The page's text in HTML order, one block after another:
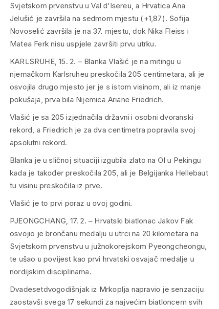
Svjetskom prvenstvu u Val d’Isereu, a Hrvatica Ana
Jelušić je završila na sedmom mjestu (+1,87). Sofija
Novoselić završila je na 37. mjestu, dok Nika Fleiss i
Matea Ferk nisu uspjele završiti prvu utrku.
KARLSRUHE, 15. 2. – Blanka Vlašić je na mitingu u
njemačkom Karlsruheu preskočila 205 centimetara, ali je
osvojila drugo mjesto jer je s istom visinom, ali iz manje
pokušaja, prva bila Nijemica Ariane Friedrich.
Vlašić je sa 205 izjednačila državni i osobni dvoranski
rekord, a Friedrich je za dva centimetra popravila svoj
apsolutni rekord.
Blanka je u sličnoj situaciji izgubila zlato na OI u Pekingu
kada je također preskočila 205, ali je Belgijanka Hellebaut
tu visinu preskočila iz prve.
Vlašić je to prvi poraz u ovoj godini.
PJEONGCHANG, 17. 2. – Hrvatski biatlonac Jakov Fak
osvojio je brončanu medalju u utrci na 20 kilometara na
Svjetskom prvenstvu u južnokorejskom Pyeongcheongu,
te ušao u povijest kao prvi hrvatski osvajač medalje u
nordijskim disciplinama.
Dvadesetdvogodišnjak iz Mrkoplja napravio je senzaciju
zaostavši svega 17 sekundi za najvećim biatloncem svih